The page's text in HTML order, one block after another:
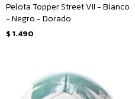
Pelota Topper Street VII - Blanco
- Negro - Dorado
$ 1.490